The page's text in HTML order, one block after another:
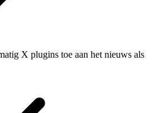
X plugins toe aan het nieuws als